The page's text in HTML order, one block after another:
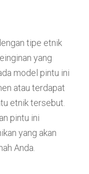
tipe etnik
yang
model pintu ini
atau terdapat
etnik tersebut.
pintu ini
yang akan
Anda.